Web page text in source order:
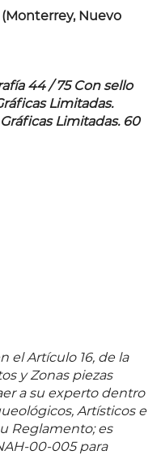
(Monterrey, Nuevo
44 / 75 Con sello
Limitadas.
Limitadas. 60
el Artículo 16, de la
y Zonas piezas
a su experto dentro
Artísticos e
Reglamento; es
00-005 para